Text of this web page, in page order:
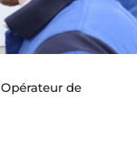
Opérateur de